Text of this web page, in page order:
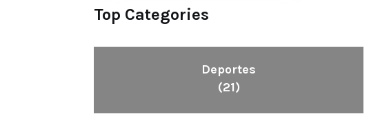
Top Categories
Deportes
(21)